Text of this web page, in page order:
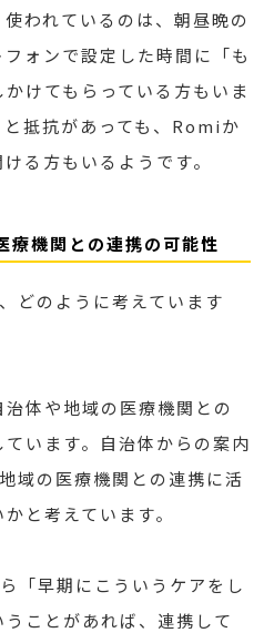
われているのは、朝昼晩の
ォンで設定した時間に「も
けてもらっている方もいま
抵抗があっても、Romiか
る方もいるようです。
療機関との連携の可能性
のように考えています
体や地域の医療機関との
います。自治体からの案内
域の医療機関との連携に活
と考えています。
「早期にこういうケアをし
ことがあれば、連携して